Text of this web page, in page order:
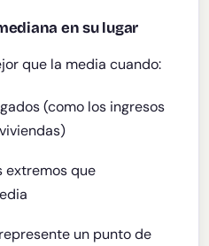
en su lugar
que la media cuando:
(como los ingresos
extremos que
un punto de